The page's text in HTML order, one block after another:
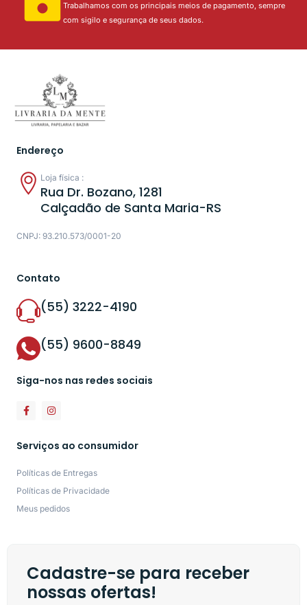
Trabalhamos com os principais meios de pagamento, sempre
com sigilo e segurança de seus dados.
Endereço
Loja física :
Rua Dr. Bozano, 1281
Calçadão de Santa Maria-RS
CNPJ: 93.210.573/0001-20
Contato
(55) 3222-4190
(55) 9600-8849
Siga-nos nas redes sociais
Serviços ao consumidor
Políticas de Entregas
Políticas de Privacidade
Meus pedidos
Cadastre-se para receber
nossas ofertas!